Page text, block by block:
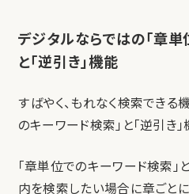
デジタルならではの「章単
と「逆引き」機能
すばやく、もれなく検索できる
のキーワード検索」と「逆引き
「章単位でのキーワード検索」
内を検索したい場合に章ごと